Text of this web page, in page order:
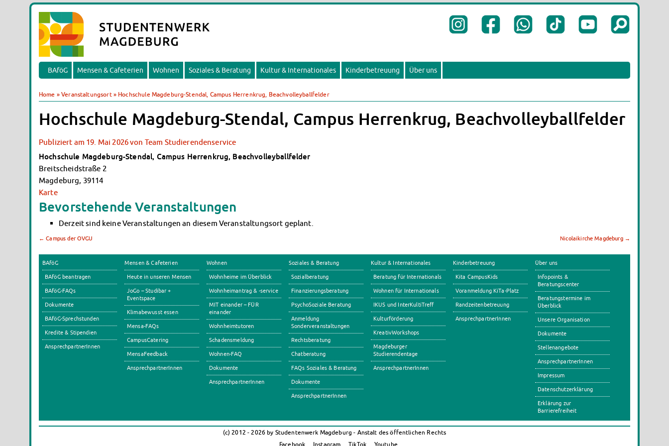
BAföG Mensen & Cafeterien Wohnen Soziales & Beratung Kultur & Internationales Kinderbetreuung Über uns
Home »Veranstaltungsort» Hochschule Magdeburg-Stendal, Campus Herrenkrug, Beachvolleyballfelder
Hochschule Magdeburg-Stendal, Campus Herrenkrug, Beachvolleyballfelder
Publiziert am 19. Mai 2026von Team Studierendenservice
Hochschule Magdeburg-Stendal, Campus Herrenkrug, Beachvolleyballfelder
Breitscheidstraße 2
Magdeburg, 39114
Karte
Bevorstehende Veranstaltungen
Derzeit sind keine Veranstaltungen an diesem Veranstaltungsort geplant.
← Campus der OVGU Nicolaikirche Magdeburg →
BAföG
BAföG beantragen
BAföG-FAQs
Dokumente
BAföG-Sprechstunden
Kredite & Stipendien
AnsprechpartnerInnen
Mensen & Cafeterien
Heute in unseren Mensen
JoGo – Studibar +
Eventspace
Klimabewusst essen
Mensa-FAQs
CampusCatering
MensaFeedback
AnsprechpartnerInnen
Wohnen
Wohnheime im Überblick
Wohnheimantrag & -service
MIT einander – FÜR
einander
Wohnheimtutoren
Schadensmeldung
Wohnen-FAQ
Dokumente
AnsprechpartnerInnen
Soziales & Beratung
Sozialberatung
Finanzierungsberatung
PsychoSoziale Beratung
Anmeldung
Sonderveranstaltungen
Rechtsberatung
Chatberatung
FAQs Soziales & Beratung
Dokumente
AnsprechpartnerInnen
Kultur & Internationales
Beratung für Internationals
Wohnen für Internationals
IKUS und InterKultiTreff
Kulturförderung
KreativWorkshops
Magdeburger
Studierendentage
AnsprechpartnerInnen
Kinderbetreuung
Kita CampusKids
Voranmeldung KiTa-Platz
Randzeitenbetreuung
AnsprechpartnerInnen
Über uns
Infopoints &
Beratungscenter
Beratungstermine im
Überblick
Unsere Organisation
Dokumente
Stellenangebote
AnsprechpartnerInnen
Impressum
Datenschutzerklärung
Erklärung zur
Barrierefreiheit
(c) 2012 - 2026 by Studentenwerk Magdeburg - Anstalt des öffentlichen Rechts
Facebook
Instagram TikTok Youtube